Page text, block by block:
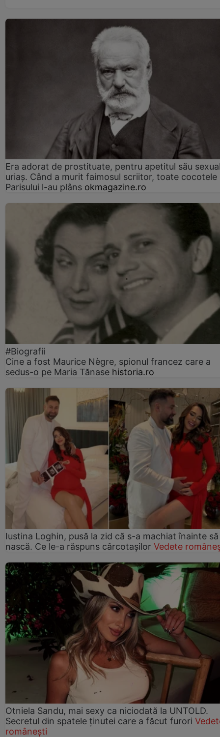
Era adorat de prostituate, pentru apetitul său
uriaș. Când a murit faimosul scriitor, toate cocotele
Parisului l-au plâns okmagazine.ro
#Biografii
Cine a fost Maurice Nègre, spionul francez care a
sedus-o pe Maria Tănase historia.ro
Iustina Loghin, pusă la zid că s-a machiat înainte să
nască. Ce le-a răspuns cârcotașilor Vedete
Otniela Sandu, mai sexy ca niciodată la UNTOLD.
Secretul din spatele ținutei care a făcut furori
românești